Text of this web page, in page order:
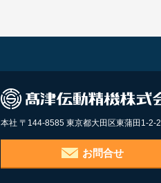
本社 〒144-8585 東京都大田区東蒲田1-2-2
お問合せ